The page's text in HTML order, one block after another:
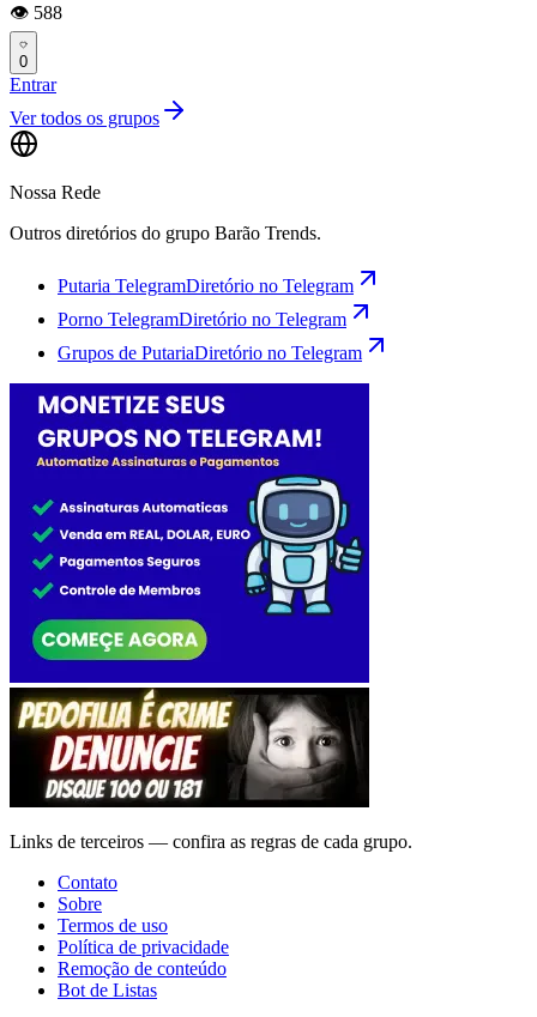
👁️ 588
0
Entrar
Ver todos os grupos
Nossa Rede
Outros diretórios do grupo Barão Trends.
Putaria TelegramDiretório no Telegram
Porno TelegramDiretório no Telegram
Grupos de PutariaDiretório no Telegram
Links de terceiros — confira as regras de cada grupo.
Contato
Sobre
Termos de uso
Política de privacidade
Remoção de conteúdo
Bot de Listas